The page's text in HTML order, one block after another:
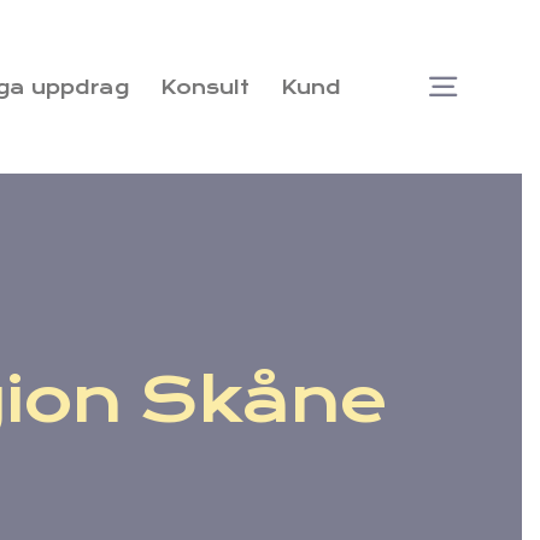
uppdrag Konsult Kund
Skåne